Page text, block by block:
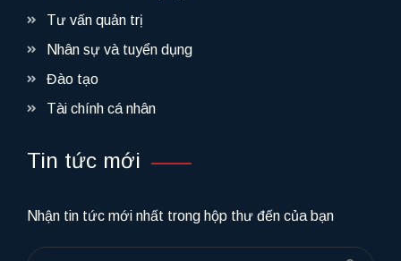
Tư vấn quản trị
Nhân sự và tuyển dụng
Đào tạo
Tài chính cá nhân
Tin tức mới
Nhận tin tức mới nhất trong hộp thư đến của bạn